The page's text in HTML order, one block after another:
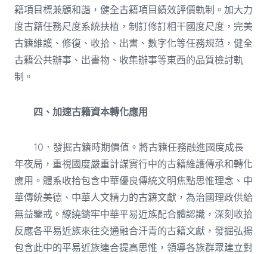
籍項目標兼顧和諧，健全古籍項目績效評價軌制。加大力
度古籍任務尺度系統扶植，制訂修訂相干國度尺度，完美
古籍維護、修復、收拾、出書、數字化等任務規范，健全
古籍公共辦事、出書物、收集辦事等東西的品質檢討軌
制。
四、加速古籍資本轉化應用
10．發掘古籍時期價值。將古籍任務融進國度成長
年夜局，重視國度嚴重計謀實行中的古籍維護傳承和轉化
應用。體系收拾包含中華優良傳統文明焦點思惟理念、中
華傳統美德、中華人文精力的古籍文獻，為治國理政供給
無益鑒戒。繚繞鑄牢中華平易近族配合體認識，深刻收拾
反應各平易近族來往交通融合汗青的古籍文獻，發掘弘揚
包含此中的平易近族連合提高思惟，領導各族群眾建立對